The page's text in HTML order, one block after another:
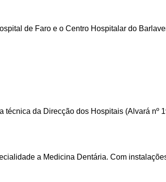
de Faro e o Centro Hospitalar do
da Direcção dos Hospitais (Alvará nº
a Medicina Dentária. Com